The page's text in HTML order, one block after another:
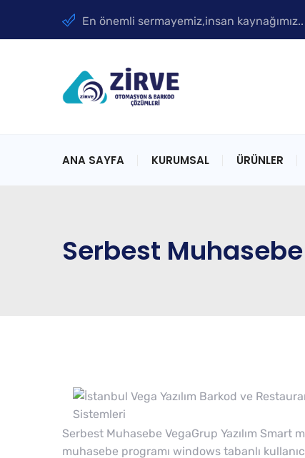
En önemli sermayemiz,insan kaynağımız..
ANA SAYFA KURUMSAL ÜRÜNLER
Serbest Muhasebe
Serbest Muhasebe VegaGrup Yazılım
muhasebe programı windows tabanlı